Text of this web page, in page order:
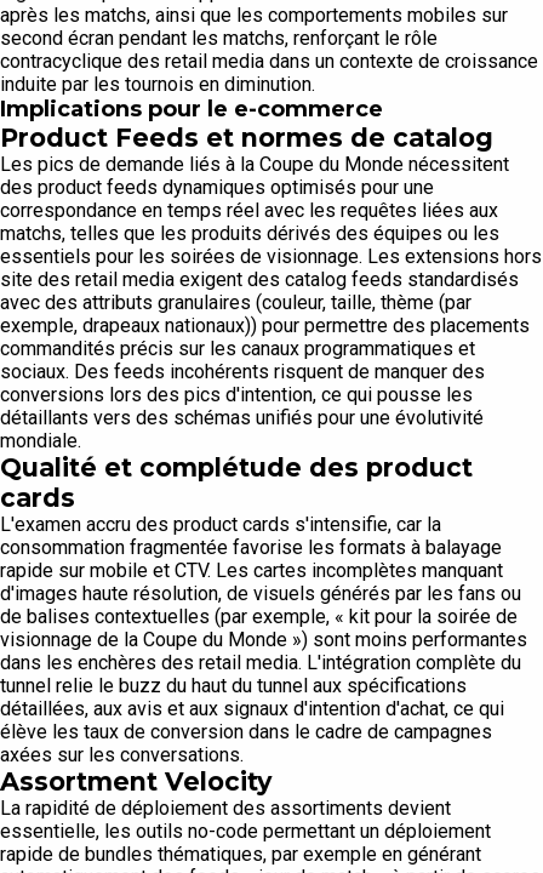
après les matchs, ainsi que les comportements mobiles sur
second écran pendant les matchs, renforçant le rôle
contracyclique des retail media dans un contexte de croissance
induite par les tournois en diminution.
Implications pour le e-commerce
Product Feeds et normes de catalog
Les pics de demande liés à la Coupe du Monde nécessitent
des product feeds dynamiques optimisés pour une
correspondance en temps réel avec les requêtes liées aux
matchs, telles que les produits dérivés des équipes ou les
essentiels pour les soirées de visionnage. Les extensions hors
site des retail media exigent des catalog feeds standardisés
avec des attributs granulaires (couleur, taille, thème (par
exemple, drapeaux nationaux)) pour permettre des placements
commandités précis sur les canaux programmatiques et
sociaux. Des feeds incohérents risquent de manquer des
conversions lors des pics d'intention, ce qui pousse les
détaillants vers des schémas unifiés pour une évolutivité
mondiale.
Qualité et complétude des product
cards
L'examen accru des product cards s'intensifie, car la
consommation fragmentée favorise les formats à balayage
rapide sur mobile et CTV. Les cartes incomplètes manquant
d'images haute résolution, de visuels générés par les fans ou
de balises contextuelles (par exemple, « kit pour la soirée de
visionnage de la Coupe du Monde ») sont moins performantes
dans les enchères des retail media. L'intégration complète du
tunnel relie le buzz du haut du tunnel aux spécifications
détaillées, aux avis et aux signaux d'intention d'achat, ce qui
élève les taux de conversion dans le cadre de campagnes
axées sur les conversations.
Assortment Velocity
La rapidité de déploiement des assortiments devient
essentielle, les outils no-code permettant un déploiement
rapide de bundles thématiques, par exemple en générant